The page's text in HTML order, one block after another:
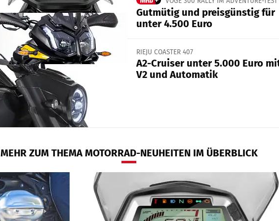
Gutmütig und preisgünstig für
unter 4.500 Euro
RIEJU COASTER 407
A2-Cruiser unter 5.000 Euro
V2 und Automatik
MEHR ZUM THEMA MOTORRAD-NEUHEITEN IM ÜBERBLICK